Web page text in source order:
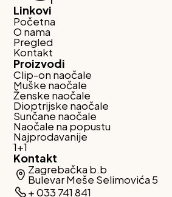
Linkovi
Početna
O nama
Pregled
Kontakt
Proizvodi
Clip-on naočale
Muške naočale
Ženske naočale
Dioptrijske naočale
Sunčane naočale
Naočale na popustu
Najprodavanije
1+1
Kontakt
Zagrebačka b.b
Bulevar Meše Selimovića 5
+ 033 741 841